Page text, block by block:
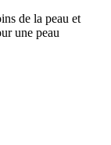
de la peau et
une peau